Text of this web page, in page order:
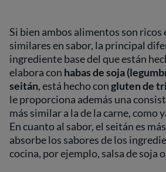
Si bien ambos alimentos son ricos
similares en sabor, la principal
ingrediente base del que están
elabora con habas de soja
seitán, está hecho congluten de
le proporciona además una
más similar a la de la carne, como
En cuanto al sabor, el seitán es
absorbe los sabores de los
cocina, por ejemplo, salsa de soja